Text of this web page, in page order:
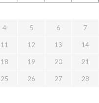
4 5 6 7
11 12 13 14
18 19 20 21
25 26 27 28